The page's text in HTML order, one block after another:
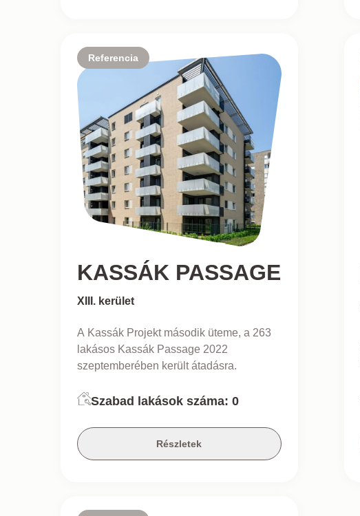
Referencia
KASSÁK PASSAGE
XIII. kerület
A Kassák Projekt második üteme, a 263
lakásos Kassák Passage 2022
szeptemberében került átadásra.
Szabad lakások száma: 0
Részletek